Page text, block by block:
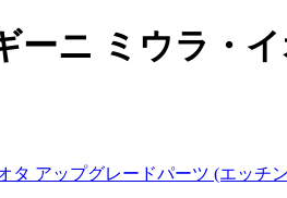
ーニ ミウラ・
タ アップグレードパーツ (エッチ